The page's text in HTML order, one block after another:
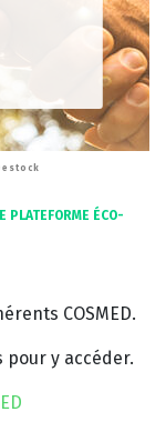
PLATEFORME ÉCO-
COSMED.
pour y accéder.